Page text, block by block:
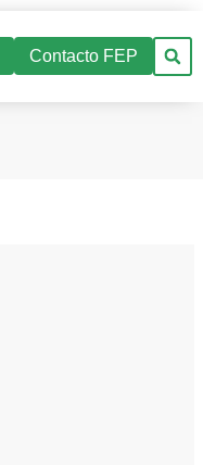
Contacto FEP